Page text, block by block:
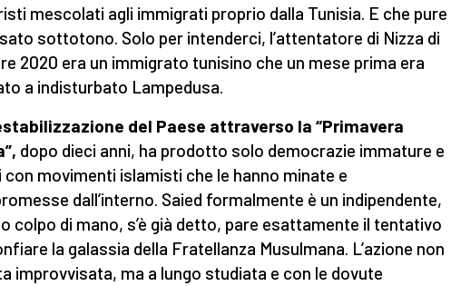
mescolati agli immigrati proprio dalla Tunisia. E che pure
sottotono. Solo per intenderci, l’attentatore di Nizza di
2020 era un immigrato tunisino che un mese prima era
a indisturbato Lampedusa.
del Paese attraverso la “Primavera
dopo dieci anni, ha prodotto solo democrazie immature e
con movimenti islamisti che le hanno minate e
dall’interno. Saied formalmente è un indipendente,
colpo di mano, s’è già detto, pare esattamente il tentativo
la galassia della Fratellanza Musulmana. L’azione non
improvvisata, ma a lungo studiata e con le dovute